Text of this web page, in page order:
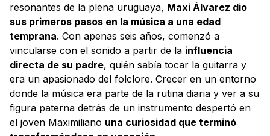
resonantes de la plena uruguaya, Maxi Álvarez dio
sus primeros pasos en la música a una edad
temprana. Con apenas seis años, comenzó a
vincularse con el sonido a partir de la influencia
directa de su padre, quién sabía tocar la guitarra y
era un apasionado del folclore. Crecer en un entorno
donde la música era parte de la rutina diaria y ver a su
figura paterna detrás de un instrumento despertó en
el joven Maximiliano una curiosidad que terminó